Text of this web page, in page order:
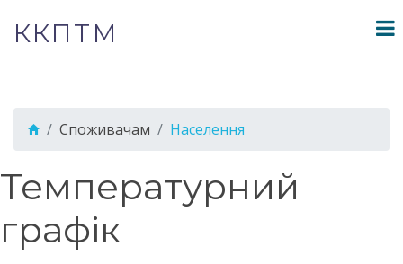
ККПТМ
Споживачам Населення
Температурний
графік